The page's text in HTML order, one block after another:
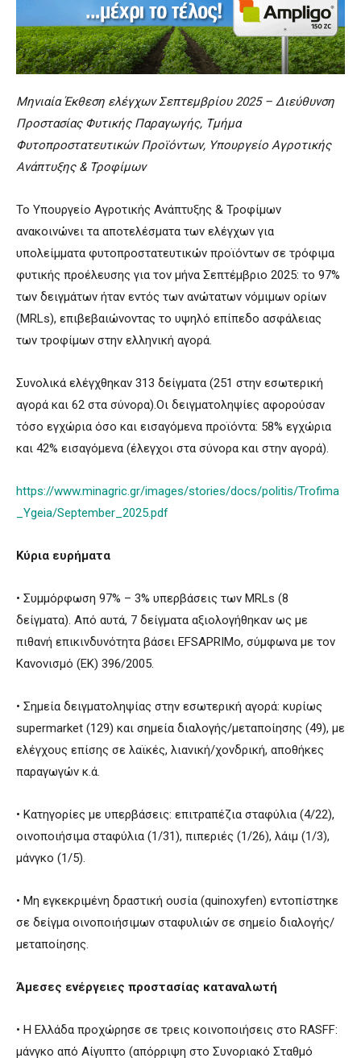
Μηνιαία Έκθεση ελέγχων Σεπτεμβρίου 2025 – Διεύθυνση
Προστασίας Φυτικής Παραγωγής, Τμήμα
Φυτοπροστατευτικών Προϊόντων, Υπουργείο Αγροτικής
Ανάπτυξης & Τροφίμων
Το Υπουργείο Αγροτικής Ανάπτυξης & Τροφίμων
ανακοινώνει τα αποτελέσματα των ελέγχων για
υπολείμματα φυτοπροστατευτικών προϊόντων σε τρόφιμα
φυτικής προέλευσης για τον μήνα Σεπτέμβριο 2025: το 97%
των δειγμάτων ήταν εντός των ανώτατων νόμιμων ορίων
(MRLs), επιβεβαιώνοντας το υψηλό επίπεδο ασφάλειας
των τροφίμων στην ελληνική αγορά.
Συνολικά ελέγχθηκαν 313 δείγματα (251 στην εσωτερική
αγορά και 62 στα σύνορα).Οι δειγματοληψίες αφορούσαν
τόσο εγχώρια όσο και εισαγόμενα προϊόντα: 58% εγχώρια
και 42% εισαγόμενα (έλεγχοι στα σύνορα και στην αγορά).
https://www.minagric.gr/images/stories/docs/politis/Trofima
_Ygeia/September_2025.pdf
Κύρια ευρήματα
• Συμμόρφωση 97% – 3% υπερβάσεις των MRLs (8
δείγματα). Από αυτά, 7 δείγματα αξιολογήθηκαν ως με
πιθανή επικινδυνότητα βάσει EFSAPRIMo, σύμφωνα με τον
Κανονισμό (ΕΚ) 396/2005.
• Σημεία δειγματοληψίας στην εσωτερική αγορά: κυρίως
supermarket (129) και σημεία διαλογής/μεταποίησης (49), με
ελέγχους επίσης σε λαϊκές, λιανική/χονδρική, αποθήκες
παραγωγών κ.ά.
• Κατηγορίες με υπερβάσεις: επιτραπέζια σταφύλια (4/22),
οινοποιήσιμα σταφύλια (1/31), πιπεριές (1/26), λάιμ (1/3),
μάνγκο (1/5).
• Μη εγκεκριμένη δραστική ουσία (quinoxyfen) εντοπίστηκε
σε δείγμα οινοποιήσιμων σταφυλιών σε σημείο διαλογής/
μεταποίησης.
Άμεσες ενέργειες προστασίας καταναλωτή
• Η Ελλάδα προχώρησε σε τρεις κοινοποιήσεις στο RASFF:
μάνγκο από Αίγυπτο (απόρριψη στο Συνοριακό Σταθμό